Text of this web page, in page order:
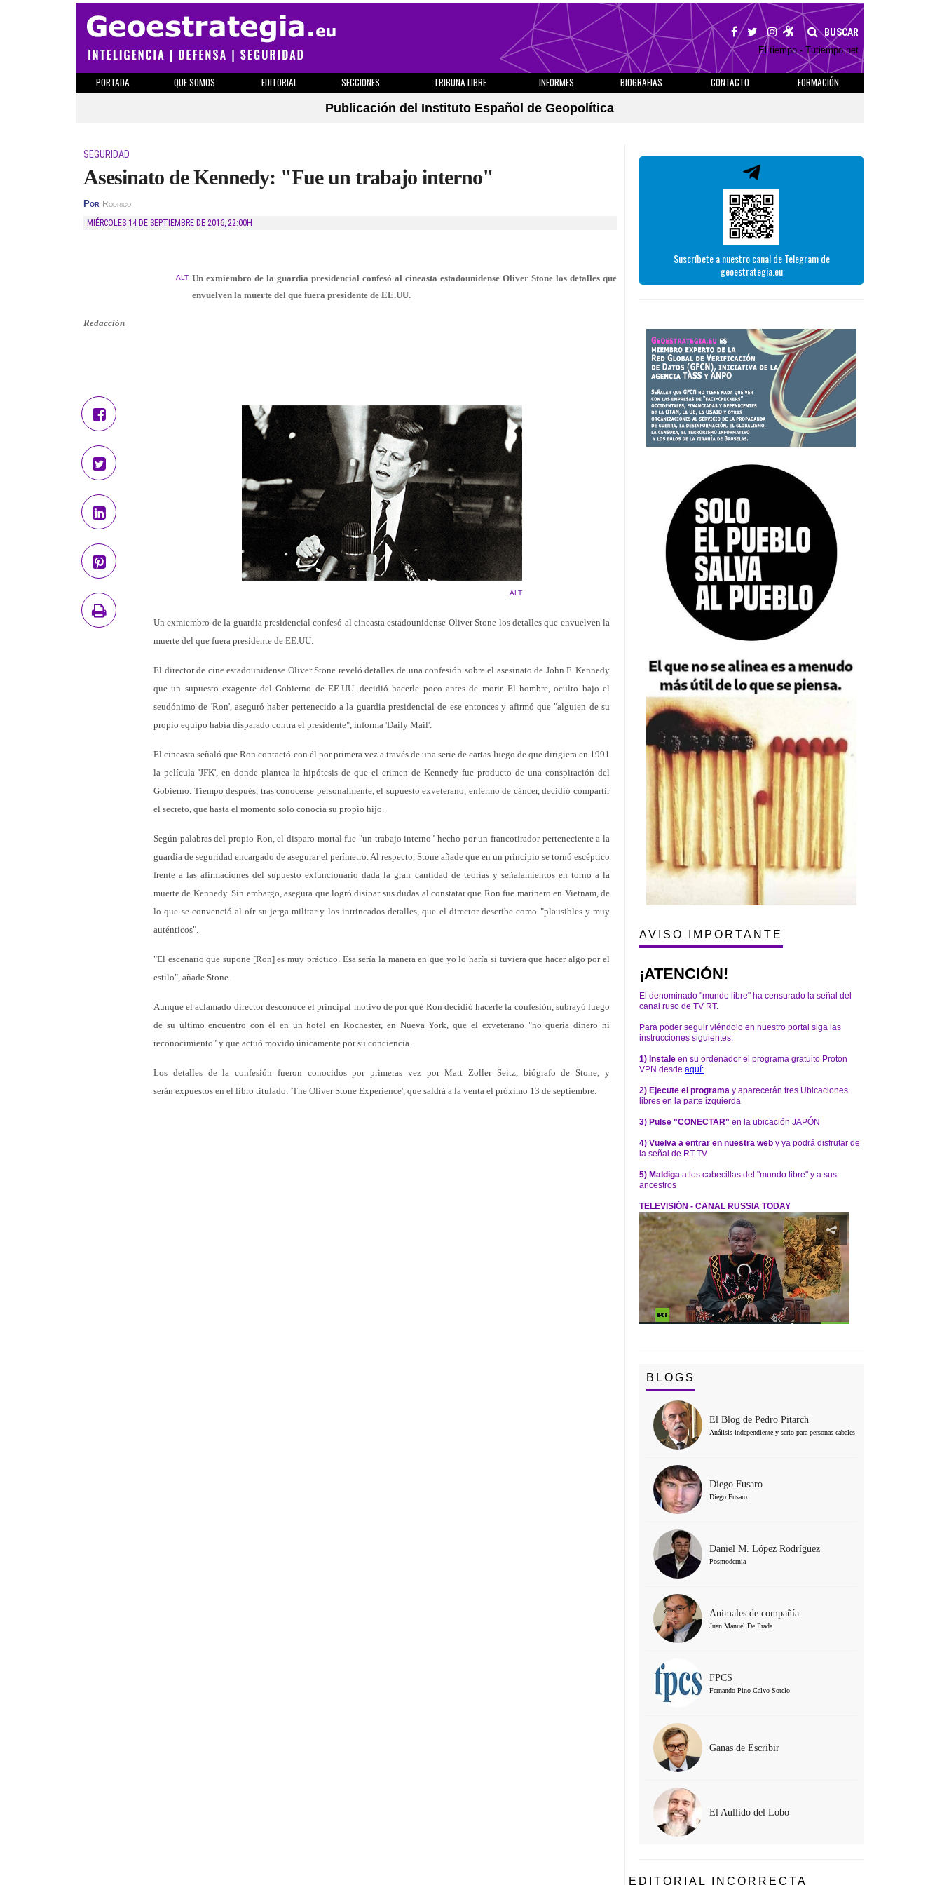
BUSCAR
El tiempo - Tutiempo.net
PORTADA QUE SOMOS EDITORIAL SECCIONES TRIBUNA LIBRE INFORMES BIOGRAFIAS CONTACTO
FORMACIÓN
Publicación del Instituto Español de Geopolítica
SEGURIDAD
Asesinato de Kennedy: "Fue un trabajo interno"
Por Rodrigo
MIÉRCOLES 14 DE SEPTIEMBRE DE 2016, 22:00H
ALT Un exmiembro de la guardia presidencial confesó al cineasta estadounidense Oliver Stone los detalles que
envuelven la muerte del que fuera presidente de EE.UU.
Redacción
ALT
Un exmiembro de la guardia presidencial confesó al cineasta estadounidense Oliver Stone los detalles que envuelven la
muerte del que fuera presidente de EE.UU.
El director de cine estadounidense Oliver Stone reveló detalles de una confesión sobre el asesinato de John F. Kennedy
que un supuesto exagente del Gobierno de EE.UU. decidió hacerle poco antes de morir. El hombre, oculto bajo el
seudónimo de 'Ron', aseguró haber pertenecido a la guardia presidencial de ese entonces y afirmó que "alguien de su
propio equipo había disparado contra el presidente", informa 'Daily Mail'.
El cineasta señaló que Ron contactó con él por primera vez a través de una serie de cartas luego de que dirigiera en 1991
la película 'JFK', en donde plantea la hipótesis de que el crimen de Kennedy fue producto de una conspiración del
Gobierno. Tiempo después, tras conocerse personalmente, el supuesto exveterano, enfermo de cáncer, decidió compartir
el secreto, que hasta el momento solo conocía su propio hijo.
Según palabras del propio Ron, el disparo mortal fue "un trabajo interno" hecho por un francotirador perteneciente a la
guardia de seguridad encargado de asegurar el perímetro. Al respecto, Stone añade que en un principio se tornó escéptico
frente a las afirmaciones del supuesto exfuncionario dada la gran cantidad de teorías y señalamientos en torno a la
muerte de Kennedy. Sin embargo, asegura que logró disipar sus dudas al constatar que Ron fue marinero en Vietnam, de
lo que se convenció al oír su jerga militar y los intrincados detalles, que el director describe como "plausibles y muy
auténticos".
"El escenario que supone [Ron] es muy práctico. Esa sería la manera en que yo lo haría si tuviera que hacer algo por el
estilo", añade Stone.
Aunque el aclamado director desconoce el principal motivo de por qué Ron decidió hacerle la confesión, subrayó luego
de su último encuentro con él en un hotel en Rochester, en Nueva York, que el exveterano "no quería dinero ni
reconocimiento" y que actuó movido únicamente por su conciencia.
Los detalles de la confesión fueron conocidos por primeras vez por Matt Zoller Seitz, biógrafo de Stone, y
serán expuestos en el libro titulado: 'The Oliver Stone Experience', que saldrá a la venta el próximo 13 de septiembre.
Suscríbete a nuestro canal de Telegram de
geoestrategia.eu
AVISO IMPORTANTE
¡ATENCIÓN!
El denominado "mundo libre" ha censurado la señal del
canal ruso de TV RT.
Para poder seguir viéndolo en nuestro portal siga las
instrucciones siguientes:
1) Instale en su ordenador el programa gratuito Proton
VPN desde aquí:
2) Ejecute el programa y aparecerán tres Ubicaciones
libres en la parte izquierda
3) Pulse "CONECTAR" en la ubicación JAPÓN
4) Vuelva a entrar en nuestra web y ya podrá disfrutar de
la señal de RT TV
5) Maldiga a los cabecillas del "mundo libre" y a sus
ancestros
TELEVISIÓN - CANAL RUSSIA TODAY
BLOGS
El Blog de Pedro Pitarch
Análisis independiente y serio para personas cabales
Diego Fusaro
Diego Fusaro
Daniel M. López Rodríguez
Posmodernia
Animales de compañía
Juan Manuel De Prada
FPCS
Fernando Pino Calvo Sotelo
Ganas de Escribir
El Aullido del Lobo
EDITORIAL INCORRECTA